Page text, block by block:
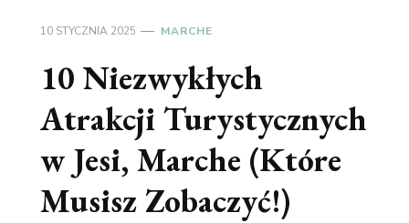
10 STYCZNIA 2025 MARCHE
10 Niezwykłych
Atrakcji Turystycznych
w Jesi, Marche (Które
Musisz Zobaczyć!)